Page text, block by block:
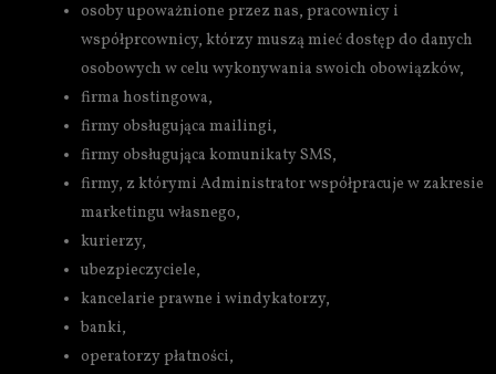
osoby upoważnione przez nas, pracownicy i
współprcownicy, którzy muszą mieć dostęp do danych
osobowych w celu wykonywania swoich obowiązków,
firma hostingowa,
firmy obsługująca mailingi,
firmy obsługująca komunikaty SMS,
firmy, z którymi Administrator współpracuje w zakresie
marketingu własnego,
kurierzy,
ubezpieczyciele,
kancelarie prawne i windykatorzy,
banki,
operatorzy płatności,